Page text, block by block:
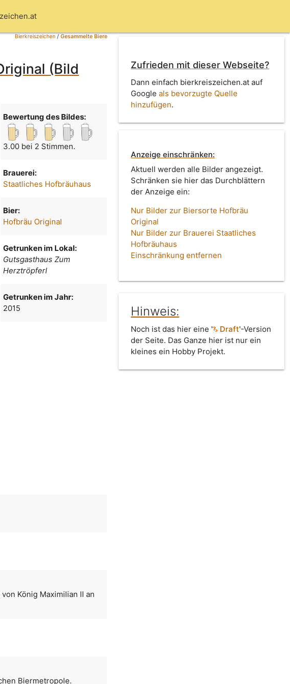
Bierkreiszeichen/Gesammelte Biere
(Bild
Bewertung des Bildes:
3.00 bei 2 Stimmen.
Brauerei:
Staatliches Hofbräuhaus
Bier:
Hofbräu Original
Getrunken im Lokal:
Gutsgasthaus Zum
Herztröpferl
Getrunken im Jahr:
2015
Zufrieden mit dieser Webseite?
Dann einfach bierkreiszeichen.at auf
Googleals bevorzugte Quelle
hinzufügen.
Anzeige einschränken:
Aktuell werden alle Bilder angezeigt.
Schränken sie hier das Durchblättern
der Anzeige ein:
Nur Bilder zur Biersorte Hofbräu
Original
Nur Bilder zur Brauerei Staatliches
Hofbräuhaus
Einschränkung entfernen
Hinweis:
Noch ist das hier eine ' Draft'-Version
der Seite. Das Ganze hier ist nur ein
kleines ein Hobby Projekt.
König Maximilian II an
Biermetropole.